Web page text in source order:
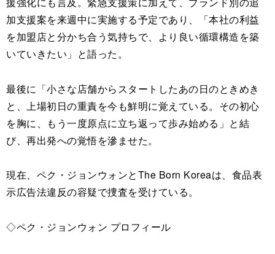
加支援案を来週中に実施する予定であり、「本社の利益
を加盟店と分かち合う気持ちで、より良い循環構造を築
いていきたい」と語った。
最後に「小さな店舗からスタートしたあの日のときめき
と、上場初日の重責を今も鮮明に覚えている。その初心
を胸に、もう一度原点に立ち返って歩み始める」と結
び、再出発への覚悟を滲ませた。
現在、ペク・ジョンウォンとThe Born Koreaは、食品表
示広告法違反の容疑で捜査を受けている。
◇ペク・ジョンウォン プロフィール